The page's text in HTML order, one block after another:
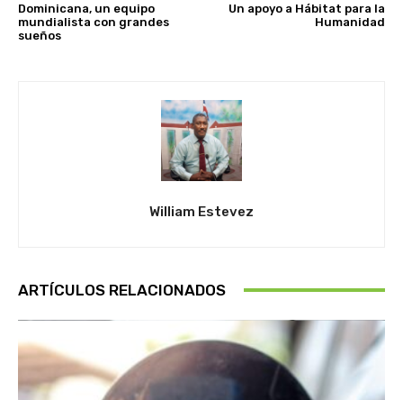
Dominicana, un equipo
mundialista con grandes
sueños
Un apoyo a Hábitat para la
Humanidad
William Estevez
ARTÍCULOS RELACIONADOS